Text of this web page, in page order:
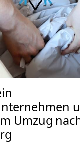
Umzug